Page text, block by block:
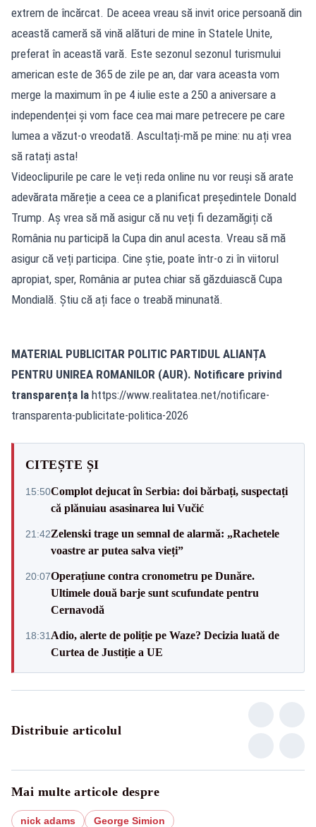
extrem de încărcat. De aceea vreau să invit orice persoană din
această cameră să vină alături de mine în Statele Unite,
preferat în această vară. Este sezonul sezonul turismului
american este de 365 de zile pe an, dar vara aceasta vom
merge la maximum în pe 4 iulie este a 250 a aniversare a
independenței și vom face cea mai mare petrecere pe care
lumea a văzut-o vreodată. Ascultați-mă pe mine: nu ați vrea
să ratați asta!
Videoclipurile pe care le veți reda online nu vor reuși să arate
adevărata măreție a ceea ce a planificat președintele Donald
Trump. Aș vrea să mă asigur că nu veți fi dezamăgiți că
România nu participă la Cupa din anul acesta. Vreau să mă
asigur că veți participa. Cine știe, poate într-o zi în viitorul
apropiat, sper, România ar putea chiar să găzduiască Cupa
Mondială. Știu că ați face o treabă minunată.
MATERIAL PUBLICITAR POLITIC PARTIDUL ALIANȚA
PENTRU UNIREA ROMANILOR (AUR). Notificare privind
transparența la https://www.realitatea.net/notificare-
transparenta-publicitate-politica-2026
CITEȘTE ȘI
15:50Complot dejucat în Serbia: doi bărbați, suspectați
că plănuiau asasinarea lui Vučić
21:42Zelenski trage un semnal de alarmă: „Rachetele
voastre ar putea salva vieți”
20:07Operațiune contra cronometru pe Dunăre.
Ultimele două barje sunt scufundate pentru
Cernavodă
18:31 Adio, alerte de poliție pe Waze? Decizia luată de
Curtea de Justiție a UE
Distribuie articolul
Mai multe articole despre
nick adams George Simion